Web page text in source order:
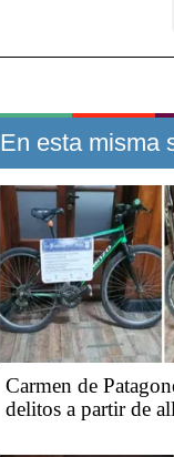
En esta misma
Carmen de
delitos a partir de